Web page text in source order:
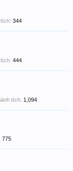
344
444
tích: 1,094
775